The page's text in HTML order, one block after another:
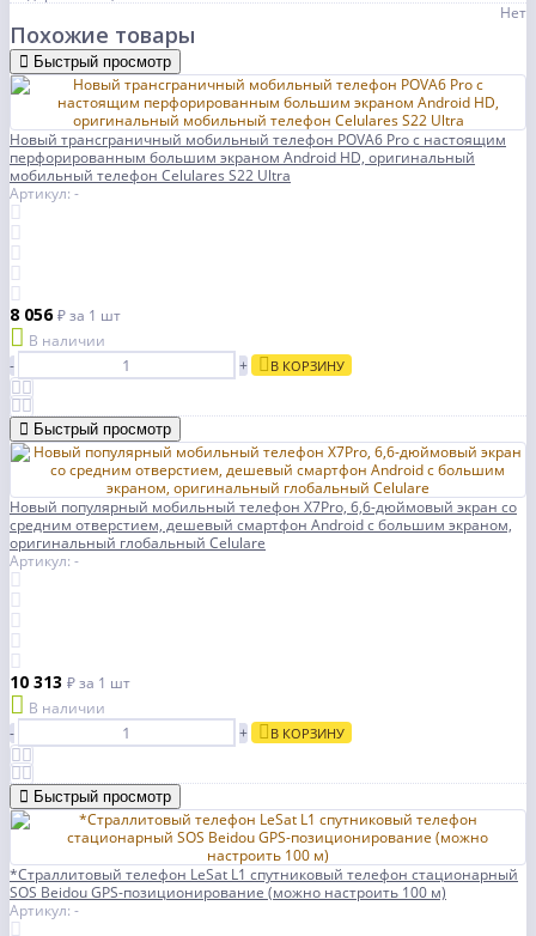
Нет
Похожие товары
Быстрый просмотр
Новый трансграничный мобильный телефон POVA6 Pro с настоящим
перфорированным большим экраном Android HD, оригинальный
мобильный телефон Celulares S22 Ultra
Артикул: -
8 056₽за 1 шт
В наличии
-
+ В КОРЗИНУ
Быстрый просмотр
Новый популярный мобильный телефон X7Pro, 6,6-дюймовый экран со
средним отверстием, дешевый смартфон Android с большим экраном,
оригинальный глобальный Celulare
Артикул: -
10 313 ₽за 1 шт
В наличии
-
+ В КОРЗИНУ
Быстрый просмотр
*Страллитовый телефон LeSat L1 спутниковый телефон стационарный
SOS Beidou GPS-позиционирование (можно настроить 100 м)
Артикул: -